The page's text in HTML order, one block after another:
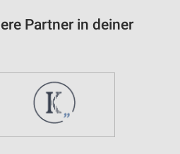
Partner in deiner